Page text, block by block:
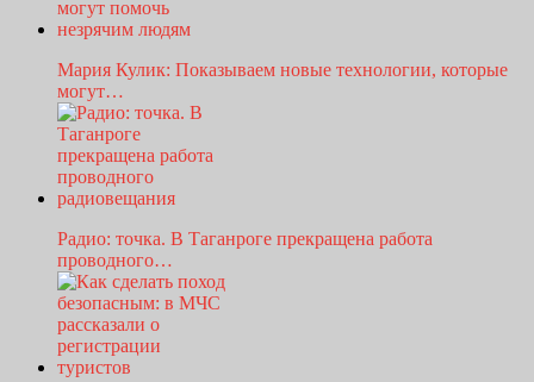
Мария Кулик: Показываем новые технологии, которые
могут…
Радио: точка. В Таганроге прекращена работа
проводного…